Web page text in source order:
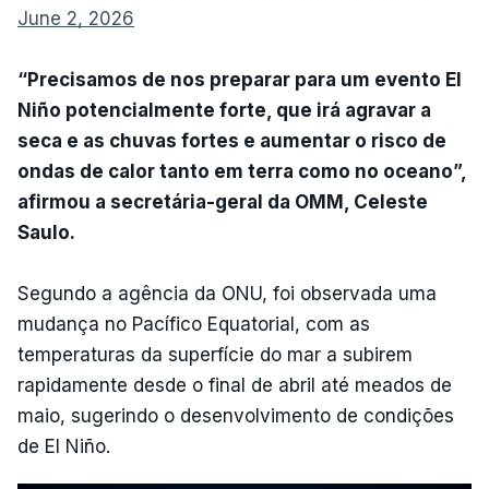
June 2, 2026
“Precisamos de nos preparar para um evento El
Niño potencialmente forte, que irá agravar a
seca e as chuvas fortes e aumentar o risco de
ondas de calor tanto em terra como no oceano”,
afirmou a secretária-geral da OMM, Celeste
Saulo.
Segundo a agência da ONU, foi observada uma
mudança no Pacífico Equatorial, com as
temperaturas da superfície do mar a subirem
rapidamente desde o final de abril até meados de
maio, sugerindo o desenvolvimento de condições
de El Niño.